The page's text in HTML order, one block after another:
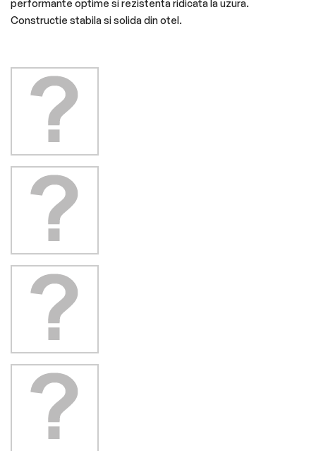
performante optime si rezistenta ridicata la uzura.
Constructie stabila si solida din otel.